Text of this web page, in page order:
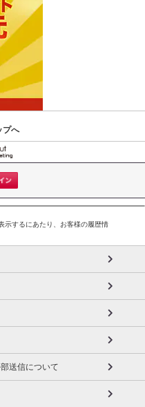
プへ
示するにあたり、お客様の履歴情
送信について